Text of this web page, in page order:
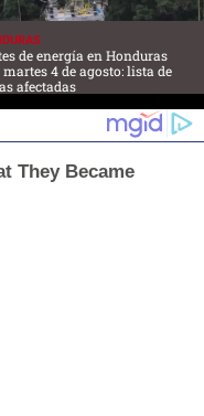
de energía en Honduras
martes 4 de agosto: lista de
afectadas
They Became